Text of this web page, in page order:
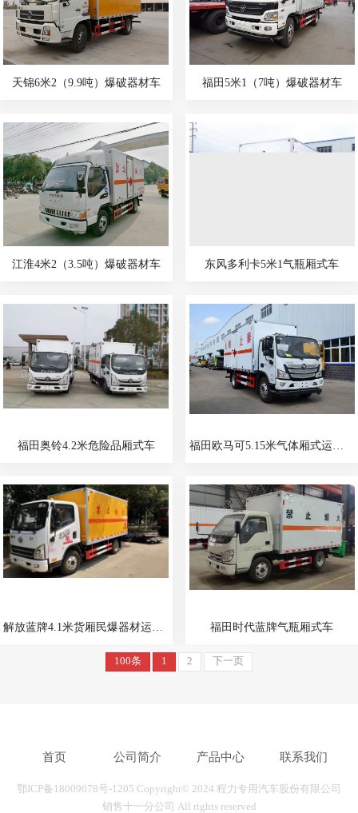
天锦6米2（9.9吨）爆破器材车 福田5米1（7吨）爆破器材车
江淮4米2（3.5吨）爆破器材车 东风多利卡5米1气瓶厢式车
福田奥铃4.2米危险品厢式车
福田时代蓝牌气瓶厢式车
100条 1 2 下一页
首页 公司简介 产品中心 联系我们
鄂ICP备18009678号-1205 Copyright© 2024 程力专用汽车股份有限公司
销售十一分公司 All rights reserved